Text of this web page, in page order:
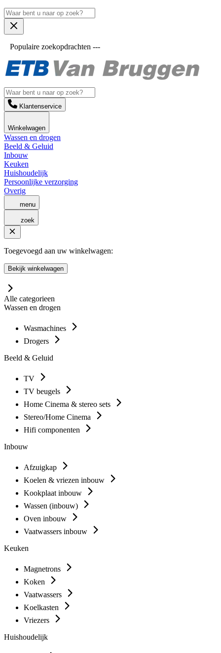
Populaire zoekopdrachten ---
Klantenservice
Winkelwagen
Wassen en drogen
Beeld & Geluid
Inbouw
Keuken
Huishoudelijk
Persoonlijke verzorging
Overig
menu
zoek
Toegevoegd aan uw winkelwagen:
Bekijk winkelwagen
Alle categorieen
Wassen en drogen
Wasmachines
Drogers
Beeld & Geluid
TV
TV beugels
Home Cinema & stereo sets
Stereo/Home Cinema
Hifi componenten
Inbouw
Afzuigkap
Koelen & vriezen inbouw
Kookplaat inbouw
Wassen (inbouw)
Oven inbouw
Vaatwassers inbouw
Keuken
Magnetrons
Koken
Vaatwassers
Koelkasten
Vriezers
Huishoudelijk